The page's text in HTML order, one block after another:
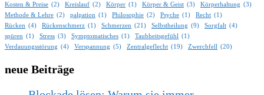
Kosten & Preise (2) Kreislauf (2) Körper (1) Körper & Geist (3) Körperhaltung (3)
Methode & Lehre (2) palpation (1) Philosophie (2) Psyche (1) Recht (1)
Rücken (4) Rückenschmerz (1) Schmerzen (21) Selbstheilung (9) Sorgfalt (4)
spüren (1) Stress (3) Symptomatisches (1) Taubheitsgefühl
(1)
Verdauungsstörung (4) Verspannung (5) Zentralgeflecht (19) Zwerchfell (20)
neue Beiträge